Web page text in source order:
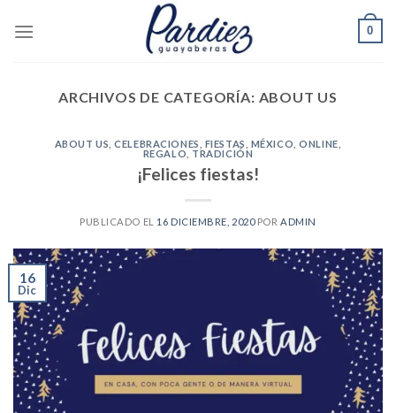
0
ARCHIVOS DE CATEGORÍA: ABOUT US
ABOUT US ,CELEBRACIONES FIESTAS MÉXICO ,ONLINE
REGALO
TRADICIÓN
¡Felices fiestas!
PUBLICADO EL 16 DICIEMBRE, 2020POR ADMIN
16
Dic